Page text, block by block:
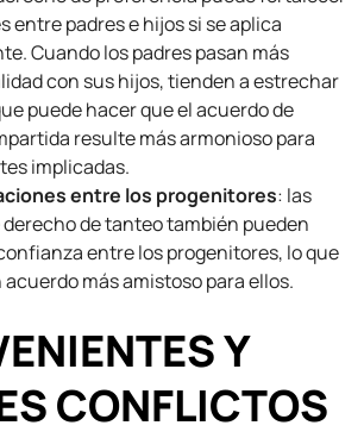
entre padres e hijos si se aplica
Cuando los padres pasan más
con sus hijos, tienden a estrechar
puede hacer que el acuerdo de
resulte más armonioso para
implicadas.
entre los progenitores: las
de tanteo también pueden
entre los progenitores, lo que
acuerdo más amistoso para ellos.
Y
CONFLICTOS